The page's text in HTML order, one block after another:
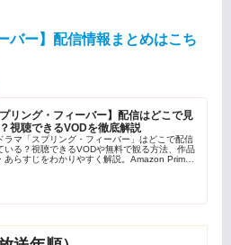
バー】配信情報まとめはこち
プリング・フィーバー】配信はどこで見
視聴できるVODを徹底解説
ラマ「スプリング・フィーバー」はどこで配信
いる？視聴できるVODや無料で観る方法、作品
あらすじをわかりやすく解説。Amazon Prime